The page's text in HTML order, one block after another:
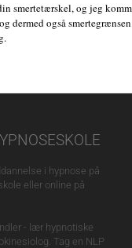
smertetærskel, og jeg
dermed også
i hypnose på
eller online på
- lær hypnotiske
Tag en NLP